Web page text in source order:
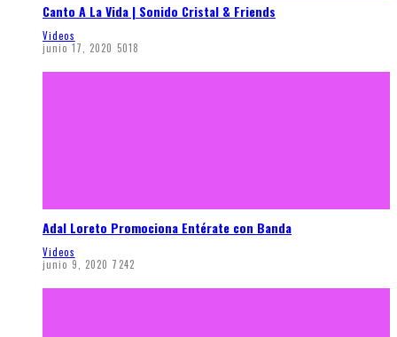
Canto A La Vida | Sonido Cristal & Friends
Videos
junio 17, 2020 5018
Adal Loreto Promociona Entérate con Banda
Videos
junio 9, 2020 7242